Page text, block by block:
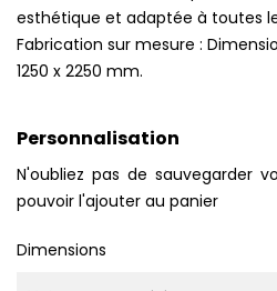
esthétique et adaptée à toutes
Fabrication sur mesure :
1250 x 2250 mm.
Personnalisation
N'oubliez pas de sauvegarder
pouvoir l'ajouter au panier
Dimensions